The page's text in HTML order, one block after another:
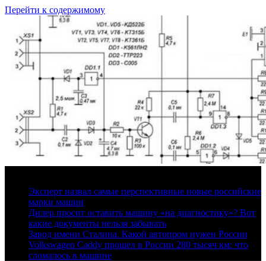
Перейти к содержимому
Эксперт назвал самые перспективные новые российские
марки машин
Дилер просит оставить машину «на диагностику»? Вот
какие документы нельзя забывать
Завод имени Сталина. Какой автопром нужен России
Volkswagen Caddy прошел в России 280 тысяч км: что
сломалось в машине